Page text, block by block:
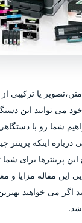
یا ترکیبی از
می توانید این
شما رو با دستگاهی
درباره اینکه
این پرینترها برای
این مقاله مزایا و
اگر می خواهید